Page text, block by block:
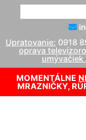
Upratovanie: 0918
oprava
umývačiek
MOMENTÁLNE
MRAZNIČKY,